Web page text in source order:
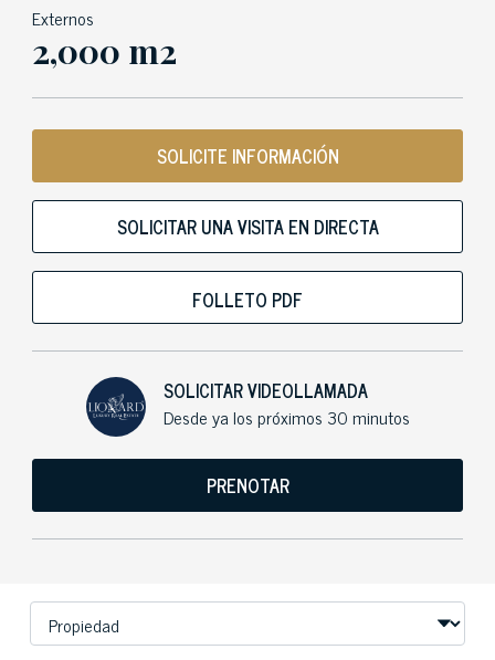
Externos
2,000 m2
SOLICITE INFORMACIÓN
SOLICITAR UNA VISITA EN DIRECTA
FOLLETO PDF
SOLICITAR VIDEOLLAMADA
Desde ya los próximos 30 minutos
PRENOTAR